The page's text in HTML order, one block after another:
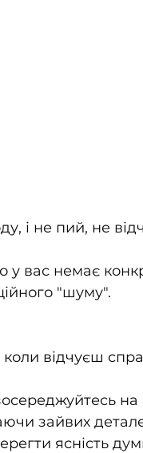
і не пий, не
вас немає
"шуму".
коли відчуєш
зайвих
ясність